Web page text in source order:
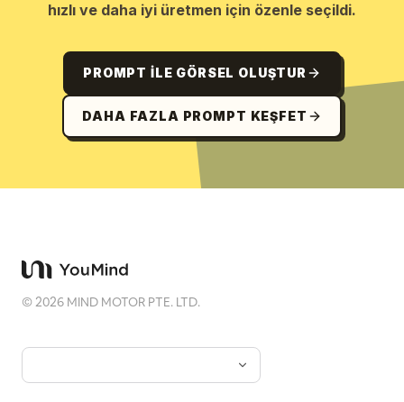
hızlı ve daha iyi üretmen için özenle seçildi.
PROMPT ILE GÖRSEL OLUŞTUR
DAHA FAZLA PROMPT KEŞFET
©2026 MIND MOTOR PTE. LTD.